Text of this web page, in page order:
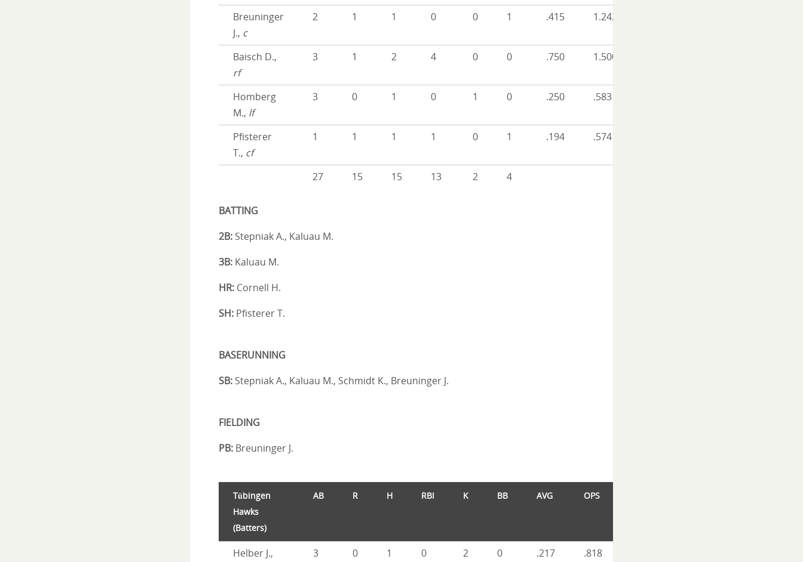
Breuninger
J., c
2 1 1 0 0 1 .415 1.242
Baisch D.,
rf
3 1 2 4 0 0 .750 1.500
Homberg
M., lf
3 0 1 0 1 0 .250 .583
Pfisterer
T., cf
1 1 1 1 0 1 .194 .574
27 15 15 13 2 4
BATTING
2B: Stepniak A., Kaluau M.
3B: Kaluau M.
HR: Cornell H.
SH: Pfisterer T.
BASERUNNING
SB: Stepniak A., Kaluau M., Schmidt K., Breuninger J.
FIELDING
PB: Breuninger J.
Tübingen
Hawks
(Batters)
AB R H RBI K BB AVG OPS
Helber J.,
3 0 1 0 2 0 .217 .818